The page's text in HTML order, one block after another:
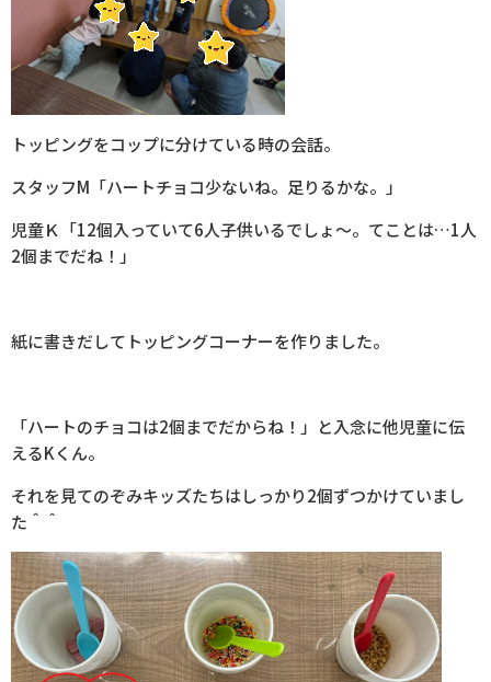
トッピングをコップに分けている時の会話。
スタッフM「ハートチョコ少ないね。足りるかな。」
児童Ｋ「12個入っていて6人子供いるでしょ～。てことは…1人
2個までだね！」
紙に書きだしてトッピングコーナーを作りました。
「ハートのチョコは2個までだからね！」と入念に他児童に伝
えるKくん。
それを見てのぞみキッズたちはしっかり2個ずつかけていまし
た＾＾